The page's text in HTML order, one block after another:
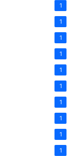
1
1
1
1
1
1
1
1
1
1